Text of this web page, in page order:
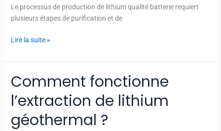
Le processus de production de lithium qualité batterie requiert
plusieurs étapes de purification et de
Lire la suite »
Comment fonctionne
l’extraction de lithium
géothermal ?
Comment
fonctionne
l’extraction
lithium